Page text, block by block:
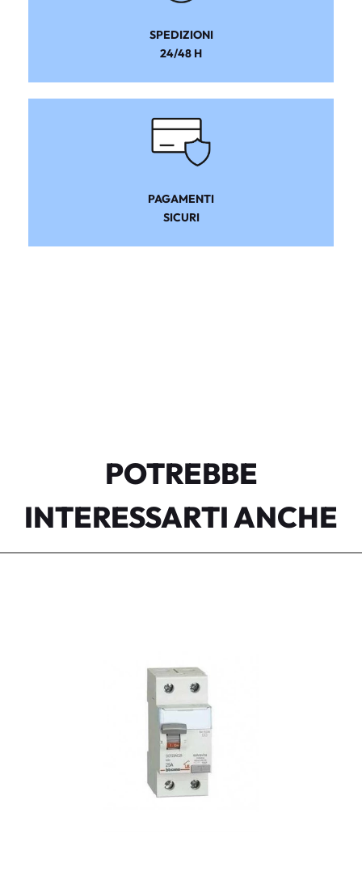
SPEDIZIONI
24/48 H
PAGAMENTI
SICURI
POTREBBE
INTERESSARTI ANCHE